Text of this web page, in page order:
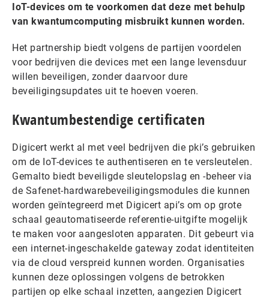
IoT-devices om te voorkomen dat deze met behulp
van kwantumcomputing misbruikt kunnen worden.
Het partnership biedt volgens de partijen voordelen
voor bedrijven die devices met een lange levensduur
willen beveiligen, zonder daarvoor dure
beveiligingsupdates uit te hoeven voeren.
Kwantumbestendige certificaten
Digicert werkt al met veel bedrijven die pki’s gebruiken
om de IoT-devices te authentiseren en te versleutelen.
Gemalto biedt beveiligde sleutelopslag en -beheer via
de Safenet-hardwarebeveiligingsmodules die kunnen
worden geïntegreerd met Digicert api’s om op grote
schaal geautomatiseerde referentie-uitgifte mogelijk
te maken voor aangesloten apparaten. Dit gebeurt via
een internet-ingeschakelde gateway zodat identiteiten
via de cloud verspreid kunnen worden. Organisaties
kunnen deze oplossingen volgens de betrokken
partijen op elke schaal inzetten, aangezien Digicert